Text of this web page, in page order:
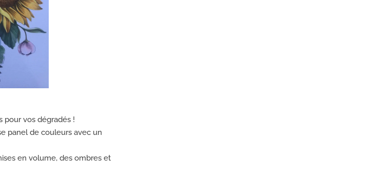
pour vos dégradés !
panel de couleurs avec un
en volume, des ombres et